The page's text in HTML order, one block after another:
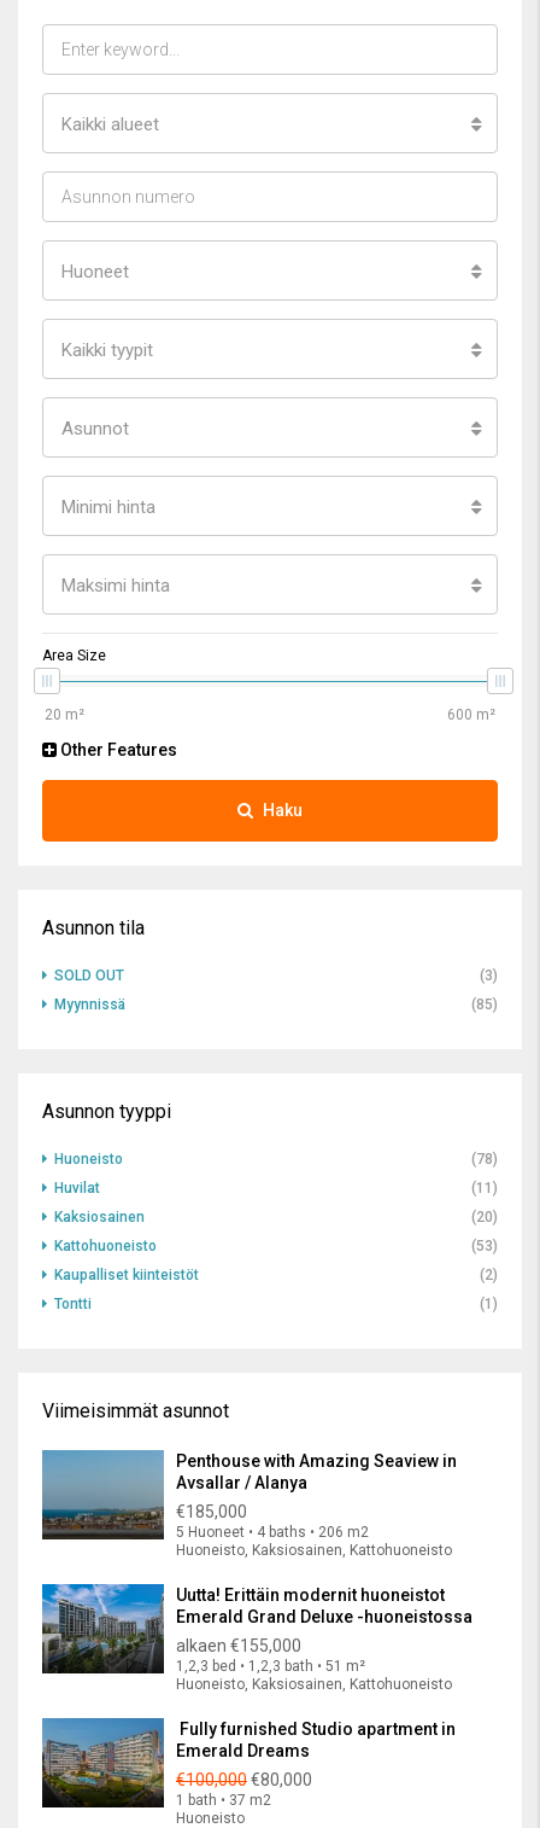
Kaikki alueet
Huoneet
Kaikki tyypit
Asunnot
Minimi hinta
Maksimi hinta
Area Size
Other Features
Haku
Asunnon tila
SOLD OUT
(3)
Myynnissä
(85)
Asunnon tyyppi
Huoneisto
(78)
Huvilat
(11)
Kaksiosainen
(20)
Kattohuoneisto
(53)
Kaupalliset kiinteistöt
(2)
Tontti
(1)
Viimeisimmät asunnot
Penthouse with Amazing Seaview in
Avsallar / Alanya
€185,000
5 Huoneet • 4 baths • 206 m2
Huoneisto, Kaksiosainen, Kattohuoneisto
Uutta! Erittäin modernit huoneistot
Emerald Grand Deluxe -huoneistossa
alkaen €155,000
1,2,3 bed • 1,2,3 bath • 51 m²
Huoneisto, Kaksiosainen, Kattohuoneisto
Fully furnished Studio apartment in
Emerald Dreams
€100,000€80,000
1 bath • 37 m2
Huoneisto